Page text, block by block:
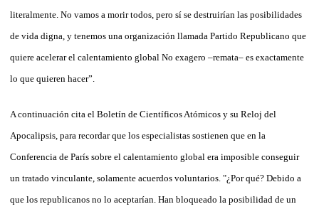
literalmente. No vamos a morir todos, pero sí se destruirían las posibilidades
de vida digna, y tenemos una organización llamada Partido Republicano que
quiere acelerar el calentamiento global No exagero –remata– es exactamente
lo que quieren hacer”.
A continuación cita el Boletín de Científicos Atómicos y su Reloj del
Apocalipsis, para recordar que los especialistas sostienen que en la
Conferencia de París sobre el calentamiento global era imposible conseguir
un tratado vinculante, solamente acuerdos voluntarios. "¿Por qué? Debido a
que los republicanos no lo aceptarían. Han bloqueado la posibilidad de un